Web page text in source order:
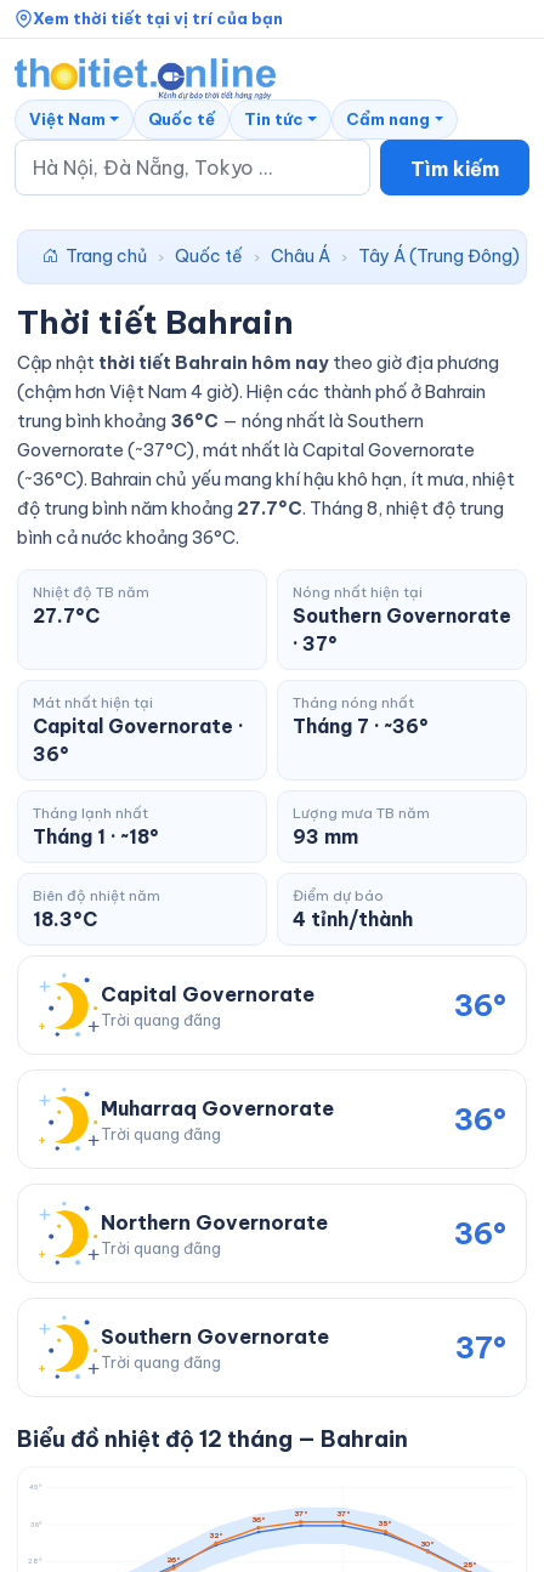
Xem thời tiết tại vị trí của bạn
Tìm kiếm
Việt Nam Quốc tế Tin tức Cẩm nang
Trang chủ › Quốc tế › Châu Á › Tây Á (Trung Đông)
Thời tiết Bahrain
Cập nhật thời tiết Bahrain hôm nay theo giờ địa phương
(chậm hơn Việt Nam 4 giờ). Hiện các thành phố ở Bahrain
trung bình khoảng 36°C — nóng nhất là Southern
Governorate (~37°C), mát nhất là Capital Governorate
(~36°C). Bahrain chủ yếu mang khí hậu khô hạn, ít mưa, nhiệt
độ trung bình năm khoảng 27.7°C. Tháng 8, nhiệt độ trung
bình cả nước khoảng 36°C.
Nhiệt độ TB năm
27.7°C
Nóng nhất hiện tại
Southern Governorate
· 37°
Mát nhất hiện tại
Capital Governorate ·
36°
Tháng nóng nhất
Tháng 7 · ~36°
Tháng lạnh nhất
Tháng 1 · ~18°
Lượng mưa TB năm
93 mm
Biên độ nhiệt năm
18.3°C
Điểm dự báo
4 tỉnh/thành
Capital Governorate
Trời quang đãng 36°
Muharraq Governorate
Trời quang đãng 36°
Northern Governorate
Trời quang đãng 36°
Southern Governorate
Trời quang đãng 37°
Biểu đồ nhiệt độ 12 tháng — Bahrain
28°
36°
45°
26°
32°
36°
37°
37°
35°
30°
25°